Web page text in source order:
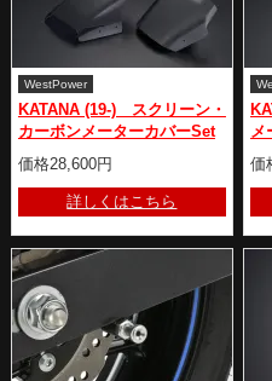
WestPower
KATANA (19-) スクリーン・
カーボンメーターカバーSet
価格28,600円
詳しくはこちら
メ
価